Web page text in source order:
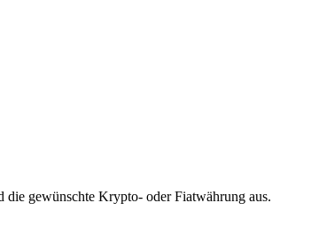
gewünschte Krypto- oder Fiatwährung aus.